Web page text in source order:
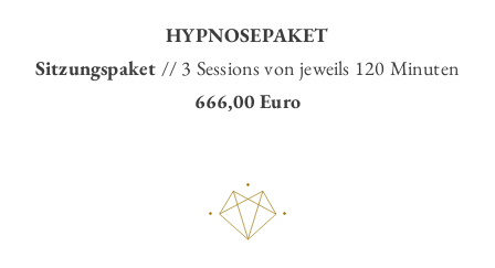
HYPNOSEPAKET
Sitzungspaket // 3 Sessions von jeweils 120 Minuten
666,00 Euro